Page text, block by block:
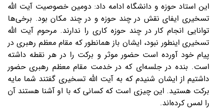
این استاد حوزه و دانشگاه ادامه داد: دومین خصوصیت آیت الله
تسخیری ایفای نقش در چند حوزه و در چند مکان بود. برخی‌ها
توانایی انجام کار در چند حوزه کاری را ندارند. مرحوم آیت الله
تسخیری اینطور نبود، ایشان باز همانطور که مقام معظم رهبری در
پیام خود آورده است حضور موثر و برکت را در هر نقطه داشته
است. بنده در جلسه‌ای که در خدمت مقام معظم رهبری حضور
داشتیم از ایشان شنیدم که به آیت الله تسخیری گفتند شما مایه
برکت هستید. این چیزی است که کسانی که با او آشنا هستند آن
را لمس کرده‌اند.